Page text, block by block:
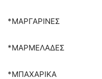
*ΜΑΡΓΑΡΙΝΕΣ
*ΜΑΡΜΕΛΑΔΕΣ
*ΜΠΑΧΑΡΙΚΑ